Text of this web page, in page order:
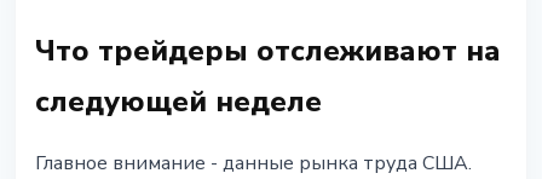
Что трейдеры отслеживают на
следующей неделе
Главное внимание - данные рынка труда США.